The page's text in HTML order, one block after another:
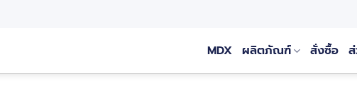
MDX ผลิตภัณฑ์ สั่งซื้อ